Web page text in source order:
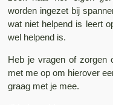
worden ingezet bij
wat niet helpend is leert
wel helpend is.
Heb je vragen of zorgen
met me op om hierover
graag met je mee.